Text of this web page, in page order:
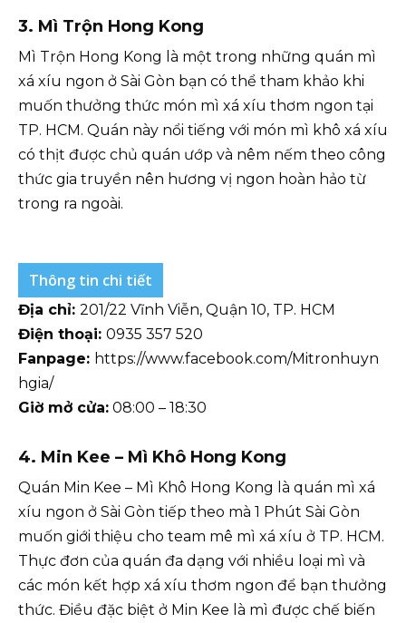
3. Mì Trộn Hong Kong
Mì Trộn Hong Kong là một trong những quán mì
xá xíu ngon ở Sài Gòn bạn có thể tham khảo khi
muốn thưởng thức món mì xá xíu thơm ngon tại
TP. HCM. Quán này nổi tiếng với món mì khô xá xíu
có thịt được chủ quán ướp và nêm nếm theo công
thức gia truyền nên hương vị ngon hoàn hảo từ
trong ra ngoài.
Thông tin chi tiết
Địa chỉ: 201/22 Vĩnh Viễn, Quận 10, TP. HCM
Điện thoại: 0935 357 520
Fanpage: https://www.facebook.com/Mitronhuyn
hgia/
Giờ mở cửa: 08:00 – 18:30
4. Min Kee – Mì Khô Hong Kong
Quán Min Kee – Mì Khô Hong Kong là quán mì xá
xíu ngon ở Sài Gòn tiếp theo mà 1 Phút Sài Gòn
muốn giới thiệu cho team mê mì xá xíu ở TP. HCM.
Thực đơn của quán đa dạng với nhiều loại mì và
các món kết hợp xá xíu thơm ngon để bạn thưởng
thức. Điều đặc biệt ở Min Kee là mì được chế biến